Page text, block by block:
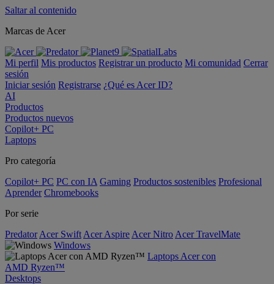
Saltar al contenido
Marcas de Acer
Mi perfil Mis productos Registrar un producto Mi comunidad Cerrar
sesión
Iniciar sesión Registrarse ¿Qué es Acer ID?
AI
Productos
Productos nuevos
Copilot+ PC
Laptops
Pro categoría
Copilot+ PC PC con IA Gaming Productos sostenibles Profesional
Aprender Chromebooks
Por serie
Predator Acer Swift Acer Aspire Acer Nitro Acer TravelMate
Windows
Laptops Acer con
AMD Ryzen™
Desktops